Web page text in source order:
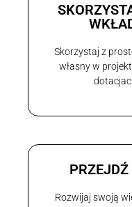
Skorzystaj z
własny w
Rozwijaj swoją